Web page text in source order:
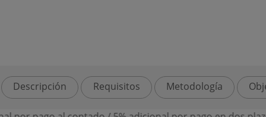
Descripción Requisitos Metodología